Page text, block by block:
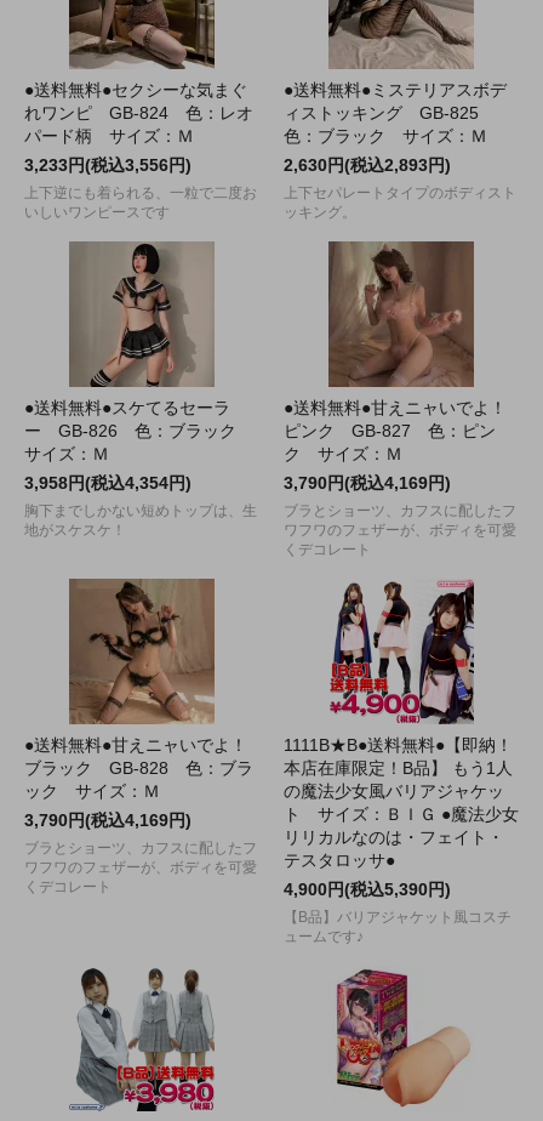
●送料無料●セクシーな気まぐ
れワンピ GB-824 色：レオ
パード柄 サイズ：Ｍ
3,233円(税込3,556円)
上下逆にも着られる、一粒で二度お
いしいワンピースです
●送料無料●ミステリアスボデ
ィストッキング GB-825
色：ブラック サイズ：Ｍ
2,630円(税込2,893円)
上下セパレートタイプのボディスト
ッキング。
●送料無料●スケてるセーラ
ー GB-826 色：ブラック
サイズ：Ｍ
3,958円(税込4,354円)
胸下までしかない短めトップは、生
地がスケスケ！
●送料無料●甘えニャいでよ！
ピンク GB-827 色：ピン
ク サイズ：Ｍ
3,790円(税込4,169円)
ブラとショーツ、カフスに配したフ
ワフワのフェザーが、ボディを可愛
くデコレート
●送料無料●甘えニャいでよ！
ブラック GB-828 色：ブラ
ック サイズ：Ｍ
3,790円(税込4,169円)
ブラとショーツ、カフスに配したフ
ワフワのフェザーが、ボディを可愛
くデコレート
1111B★B●送料無料●【即納！
本店在庫限定！B品】 もう1人
の魔法少女風バリアジャケッ
ト サイズ：ＢＩＧ ●魔法少女
リリカルなのは・フェイト・
テスタロッサ●
4,900円(税込5,390円)
【B品】バリアジャケット風コスチ
ュームです♪